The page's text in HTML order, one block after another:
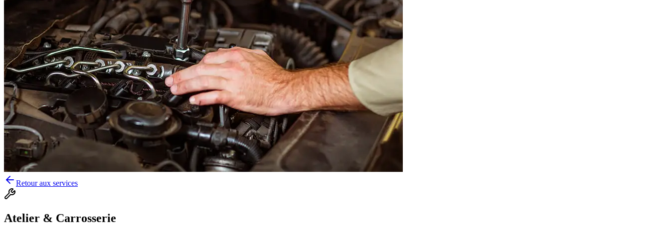
Retour aux services
Atelier & Carrosserie